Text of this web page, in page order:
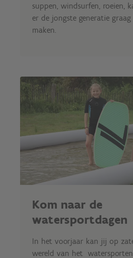
suppen, windsurfen, roeien,
er de jongste generatie
maken.
Kom naar de
watersportdagen
In het voorjaar kan jij op
wereld van het